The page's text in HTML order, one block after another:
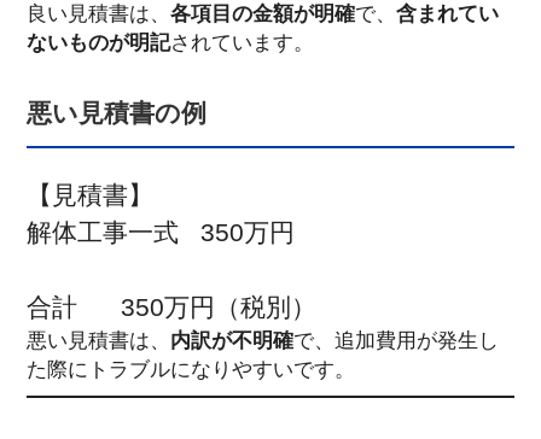
良い見積書は、 各項目の金額が明確で、 含まれてい
ないものが明記されています。
悪い見積書の例
【見積書】
解体工事一式   350万円
悪い見積書は、 内訳が不明確で、追加費用が発生し
た際にトラブルになりやすいです。